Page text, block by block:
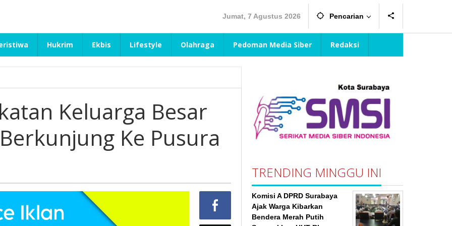
Jumat, 7 Agustus 2026 Pencarian
Hukrim Ekbis Lifestyle Olahraga Pedoman Media Siber Redaksi
Keluarga Besar
Ke Pusura
TRENDING MINGGU INI
Komisi A DPRD Surabaya
Ajak Warga Kibarkan
Bendera Merah Putih